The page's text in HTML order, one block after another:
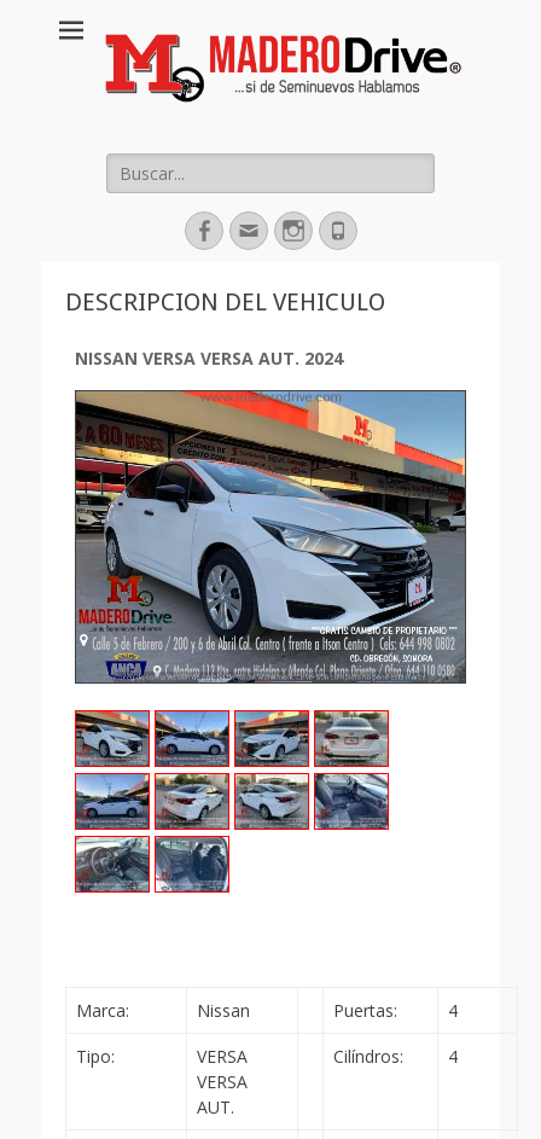
Buscar:
Facebook
Correo
electrónico
Instagram
Phone
DESCRIPCION DEL VEHICULO
NISSAN VERSA VERSA AUT. 2024
Marca: Nissan Puertas:
4
Tipo:
VERSA
VERSA
AUT.
Cilíndros: 4